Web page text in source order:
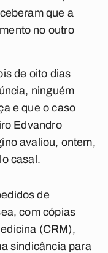
que a
no outro
de oito dias
ninguém
e que o caso
Edvandro
avaliou, ontem,
casal.
de
com cópias
(CRM),
sindicância para